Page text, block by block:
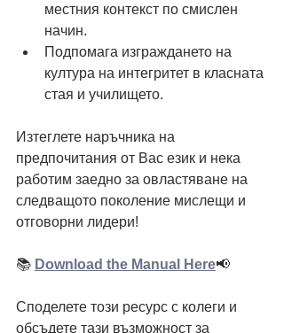
местния контекст по смислен
начин.
Подпомага изграждането на
култура на интегритет в класната
стая и училището.
Изтеглете наръчника на
предпочитания от Вас език и нека
работим заедно за овластяване на
следващото поколение мислещи и
отговорни лидери!
📚 Download the Manual Here📢
Споделете този ресурс с колеги и
обсъдете тази възможност за